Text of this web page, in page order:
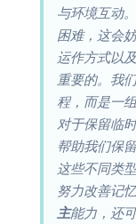
与环境互动
困难，这会
运作方式以
重要的。我
程，而是一组
对于保留临
帮助我们保
这些不同类
努力改善记
主能力，还